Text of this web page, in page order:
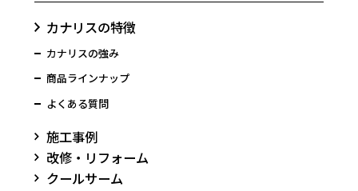
カナリスの特徴
カナリスの強み
商品ラインナップ
よくある質問
施工事例
改修・リフォーム
クールサーム